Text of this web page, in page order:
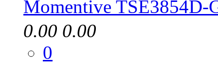
Momentive
0.00 0.00
0